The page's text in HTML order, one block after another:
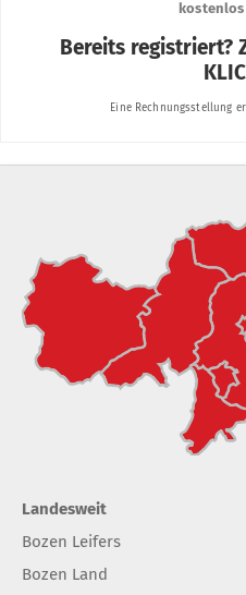
Landesweit
Bozen Leifers
Bozen Land